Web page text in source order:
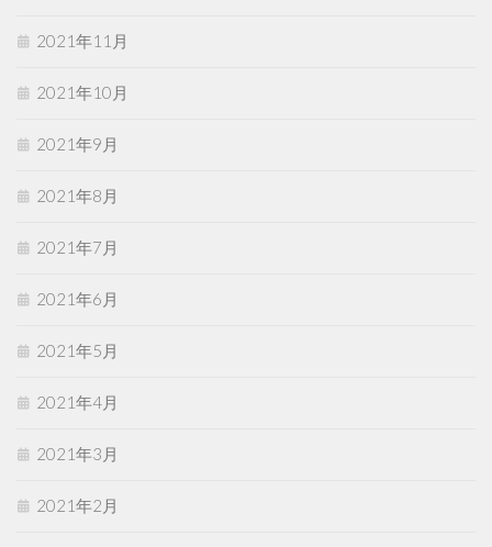
2021年11月
2021年10月
2021年9月
2021年8月
2021年7月
2021年6月
2021年5月
2021年4月
2021年3月
2021年2月